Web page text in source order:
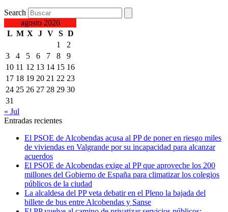
Search
agosto 2026
L M X J V S D
1
2
3
4 5 6 7 8
9
10 11 12 13 14 15 16
17 18 19 20 21 22 23
24 25 26 27 28 29 30
31
« Jul
Entradas recientes
El PSOE de Alcobendas acusa al PP de poner en riesgo miles
de viviendas en Valgrande por su incapacidad para alcanzar
acuerdos
El PSOE de Alcobendas exige al PP que aproveche los 200
millones del Gobierno de España para climatizar los colegios
públicos de la ciudad
La alcaldesa del PP veta debatir en el Pleno la bajada del
billete de bus entre Alcobendas y Sanse